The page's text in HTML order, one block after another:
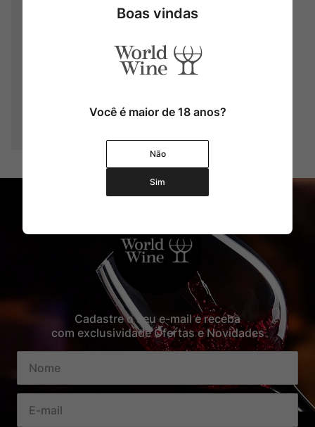
Cadastre o seu e-mail e receba
com exclusividade Ofertas e Novidades
Boas vindas
Você é maior de 18 anos?
Não
Sim